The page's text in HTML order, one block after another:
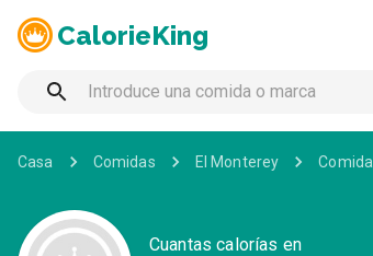
CalorieKing
Casa Comidas El Monterey
Cuantas calorías en